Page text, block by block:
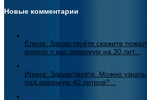
Новые комментарии
Елена: Здравствуйте скажите
вопрос у нас аквариум на 30 лит...
Ирина: Здравствуйте. Можно
под аквариум 40 литров?...